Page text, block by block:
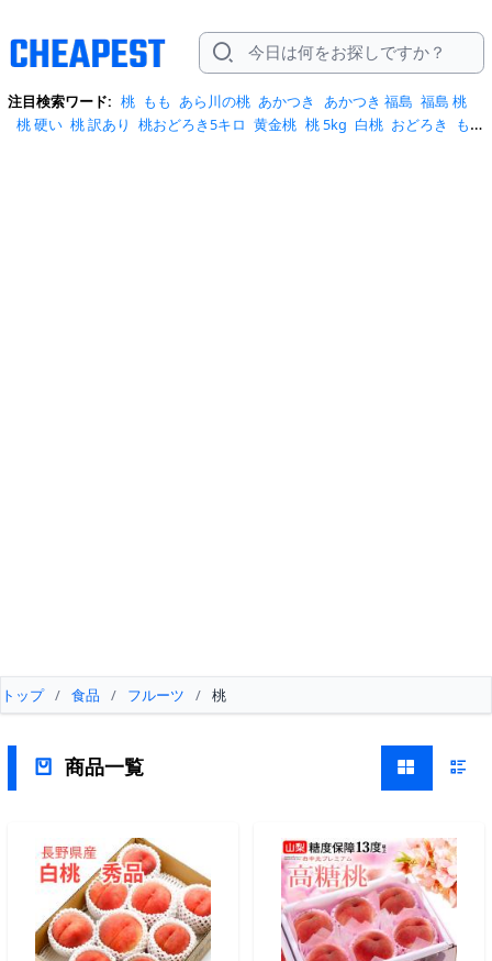
注目検索ワード: 桃 もも あら川の桃 あかつき あかつき 福島 福島 桃
桃 硬い 桃 訳あり 桃おどろき5キロ 黄金桃 桃 5kg 白桃 おどろき
も
トップ / 食品 / フルーツ / 桃
商品一覧